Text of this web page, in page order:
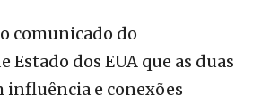
comunicado do
Estado dos EUA que as duas
influência e conexões